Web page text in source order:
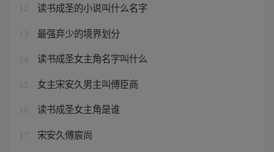
12 读书成圣的小说叫什么名字
13 最强弃少的境界划分
14 读书成圣女主角名字叫什么
15 女主宋安久男主叫傅臣商
16 读书成圣女主角是谁
17 宋安久傅宸尚